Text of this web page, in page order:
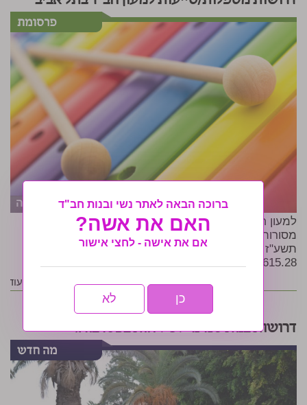
הגדלה
למעון חב"ד בצפון מרכז תל אביב דרושות מטפלות/סייעות
מסורות וחמות למשרה מלאה/חצי משרה לקראת שנת
תשע"ז הבעל"ט. תנאים מעולים למתאימות. לפרטים:
054.21.615.28
קראי עוד
דרושות בנות סמינר לשליחות בפטרבורג
ברוכה הבאה לאתר נשי ובנות חב"ד
האם את אשה?
אם את אישה - לחצי אישור
כן לא